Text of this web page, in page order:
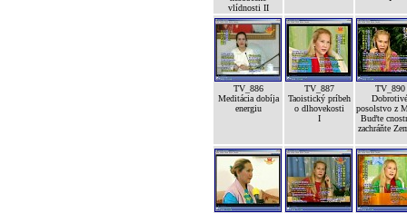
vlídnosti II
TV_886
Meditácia dobíja
energiu
TV_887
Taoistický príbeh
o dlhovekosti
I
TV_890
Dobrotivé
posolstvo z
Buďte
zachráňte